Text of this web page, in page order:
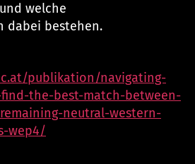
welche
dabei bestehen.
publikation/navigating-
the-best-match-between-
neutral-western-
wep4/